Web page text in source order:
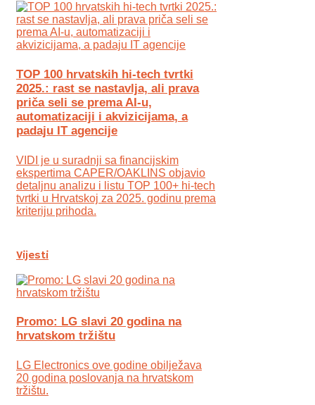
TOP 100 hrvatskih hi-tech tvrtki
2025.: rast se nastavlja, ali prava
priča seli se prema AI-u,
automatizaciji i akvizicijama, a
padaju IT agencije
VIDI je u suradnji sa financijskim
ekspertima CAPER/OAKLINS objavio
detaljnu analizu i listu TOP 100+ hi-tech
tvrtki u Hrvatskoj za 2025. godinu prema
kriteriju prihoda.
Vijesti
Promo: LG slavi 20 godina na
hrvatskom tržištu
LG Electronics ove godine obilježava
20 godina poslovanja na hrvatskom
tržištu.